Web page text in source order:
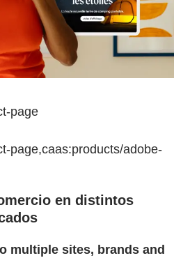
page
page,caas:products/adobe-
en distintos
multiple sites, brands and